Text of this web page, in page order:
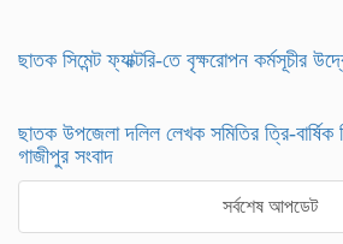
ছাতক সিমেন্ট ফ্যাক্টরি-তে বৃক্ষরোপন কর্মসূচীর
ছাতক উপজেলা দলিল লেখক সমিতির ত্রি-বার্ষিক
গাজীপুর সংবাদ
সর্বশেষ আপডেট